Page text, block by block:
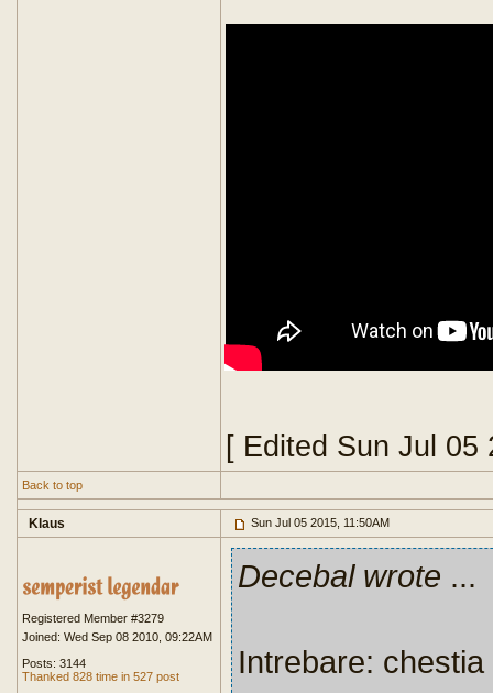
[ Edited Sun Jul 05
Back to top
Klaus Sun Jul 05 2015, 11:50AM
Registered Member #3279
Joined: Wed Sep 08 2010, 09:22AM
Posts: 3144
Thanked 828 time in 527 post
Decebal wrote ...
Intrebare: